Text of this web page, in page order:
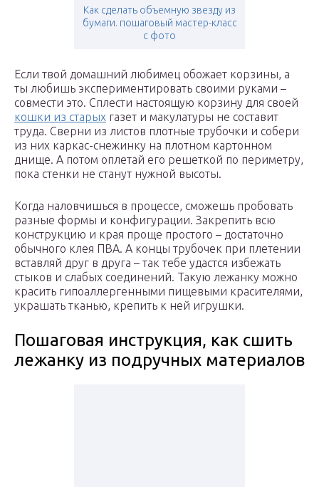
Как сделать объемную звезду из
бумаги. пошаговый мастер-класс
с фото
Если твой домашний любимец обожает корзины, а
ты любишь экспериментировать своими руками –
совмести это. Сплести настоящую корзину для своей
кошки из старых газет и макулатуры не составит
труда. Сверни из листов плотные трубочки и собери
из них каркас-снежинку на плотном картонном
днище. А потом оплетай его решеткой по периметру,
пока стенки не станут нужной высоты.
Когда наловчишься в процессе, сможешь пробовать
разные формы и конфигурации. Закрепить всю
конструкцию и края проще простого – достаточно
обычного клея ПВА. А концы трубочек при плетении
вставляй друг в друга – так тебе удастся избежать
стыков и слабых соединений. Такую лежанку можно
красить гипоаллергенными пищевыми красителями,
украшать тканью, крепить к ней игрушки.
Пошаговая инструкция, как сшить
лежанку из подручных материалов